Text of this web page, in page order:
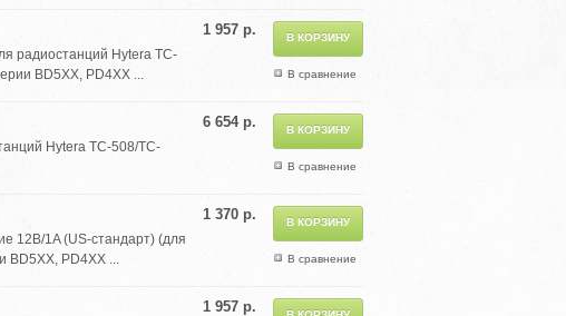
В сравнение
1 957 р.
радиостанций Hytera TC-
BD5XX, PD4XX ...
В сравнение
6 654 р.
Hytera TC-508/TC-
В сравнение
1 370 р.
12В/1A (US-стандарт) (для
BD5XX, PD4XX ...
1 957 р.